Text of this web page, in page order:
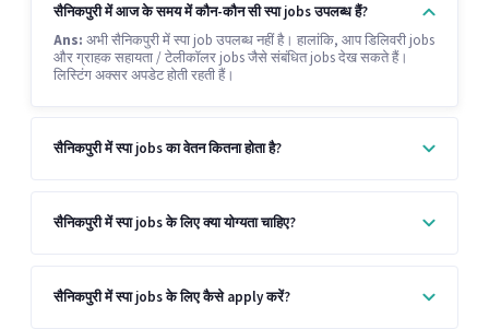
सैनिकपुरी में आज के समय में कौन-कौन सी स्पा jobs उपलब्ध हैं?
Ans: अभी सैनिकपुरी में स्पा job उपलब्ध नहीं है। हालांकि, आप डिलिवरी jobs
और ग्राहक सहायता / टेलीकॉलर jobs जैसे संबंधित jobs देख सकते हैं।
लिस्टिंग अक्सर अपडेट होती रहती हैं।
सैनिकपुरी में स्पा jobs का वेतन कितना होता है?
सैनिकपुरी में स्पा jobs के लिए क्या योग्यता चाहिए?
सैनिकपुरी में स्पा jobs के लिए कैसे apply करें?